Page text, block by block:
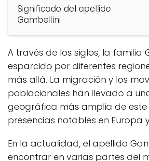
Significado del apellido
Gambellini
A través de los siglos, la familia
esparcido por diferentes
más allá. La migración y los
poblacionales han llevado a
geográfica más amplia de este
presencias notables en Europa
En la actualidad, el apellido
encontrar en varias partes del